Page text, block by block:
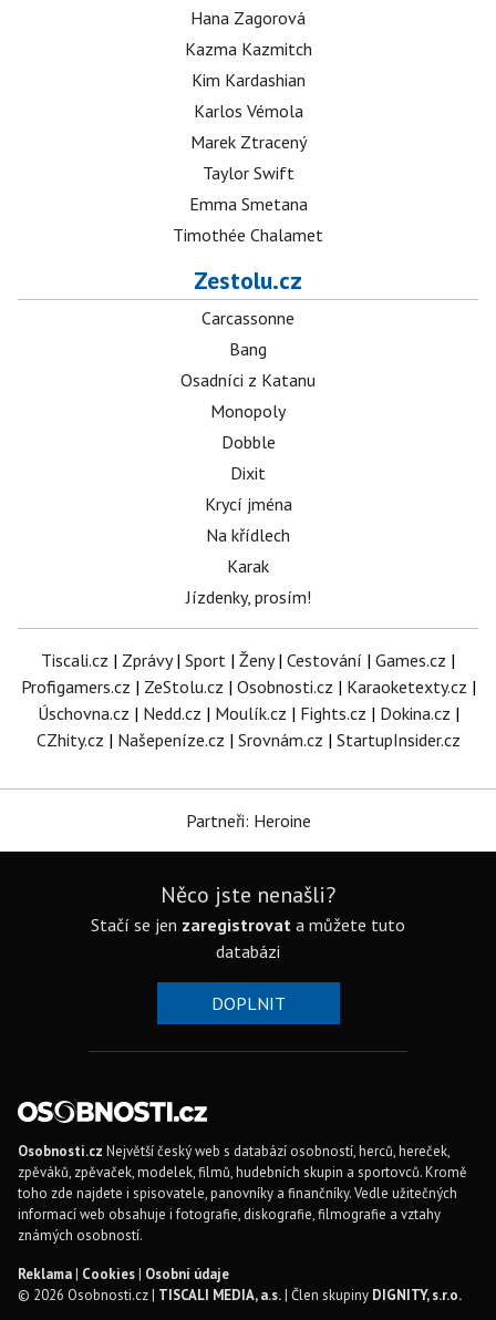
Hana Zagorová
Kazma Kazmitch
Kim Kardashian
Karlos Vémola
Marek Ztracený
Taylor Swift
Emma Smetana
Timothée Chalamet
Zestolu.cz
Carcassonne
Bang
Osadníci z Katanu
Monopoly
Dobble
Dixit
Krycí jména
Na křídlech
Karak
Jízdenky, prosím!
Tiscali.cz | Zprávy| Sport | Ženy| Cestování | Games.cz |
Profigamers.cz | ZeStolu.cz | Osobnosti.cz | Karaoketexty.cz |
Úschovna.cz | Nedd.cz | Moulík.cz | Fights.cz | Dokina.cz |
CZhity.cz | Našepeníze.cz | Srovnám.cz | StartupInsider.cz
Partneři: Heroine
Něco jste nenašli?
Stačí se jen zaregistrovat a můžete tuto
databázi
DOPLNIT
Osobnosti.cz Největší český web s databází osobností, herců, hereček,
zpěváků, zpěvaček, modelek, filmů, hudebních skupin a sportovců. Kromě
toho zde najdete i spisovatele, panovníky a finančníky. Vedle užitečných
informací web obsahuje i fotografie, diskografie, filmografie a vztahy
známých osobností.
Reklama| Cookies| Osobní údaje
© 2026 Osobnosti.cz | TISCALI MEDIA, a.s.| Člen skupiny DIGNITY, s.r.o.